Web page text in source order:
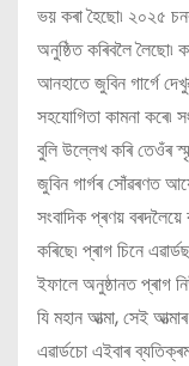
ভয় কৰা হৈছো৷ ২০২৫
অনুষ্ঠিত কৰিবলৈ লৈছো৷
আনহাতে জুবিন গাৰ্গে
সহযোগিতা কামনা কৰে৷
বুলি উল্লেখ কৰি তেওঁৰ
জুবিন গাৰ্গৰ সোঁৱৰণত
সংবাদিক প্ৰণয়
কৰিছে৷ প্ৰাগ চিনে
ইফালে অনুষ্ঠানত প্ৰাগ
যি মহান আত্মা, সেই
এৱাৰ্ডচো এইবাৰ